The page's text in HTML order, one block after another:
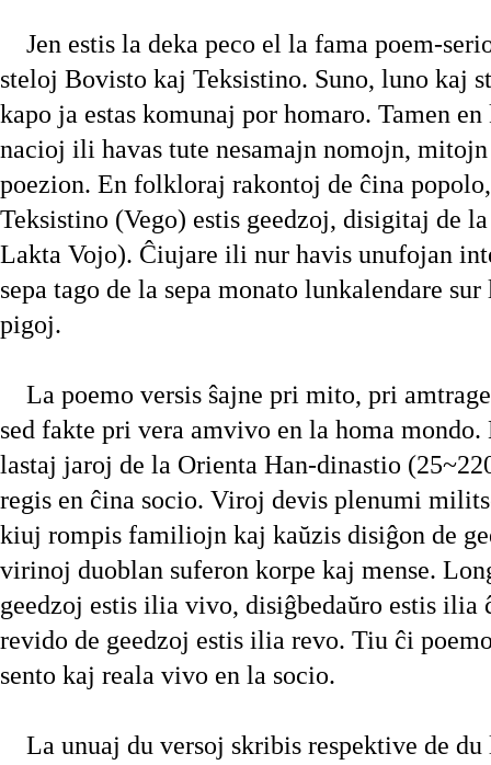
Jen estis la deka peco el la fama poem-
steloj Bovisto kaj Teksistino. Suno, luno kaj
kapo ja estas komunaj por homaro. Tamen
nacioj ili havas tute nesamajn nomojn,
poezion. En folkloraj rakontoj de ĉina
Teksistino (Vego) estis geedzoj, disigitaj de
Lakta Vojo). Ĉiujare ili nur havis unufojan
sepa tago de la sepa monato lunkalendare
pigoj.
La poemo versis ŝajne pri mito, pri
sed fakte pri vera amvivo en la homa mondo.
lastaj jaroj de la Orienta Han-dinastio
regis en ĉina socio. Viroj devis plenumi
kiuj rompis familiojn kaj kaŭzis disiĝon de
virinoj duoblan suferon korpe kaj mense.
geedzoj estis ilia vivo, disiĝbedaŭro estis ilia
revido de geedzoj estis ilia revo. Tiu ĉi
sento kaj reala vivo en la socio.
La unuaj du versoj skribis respektive de du